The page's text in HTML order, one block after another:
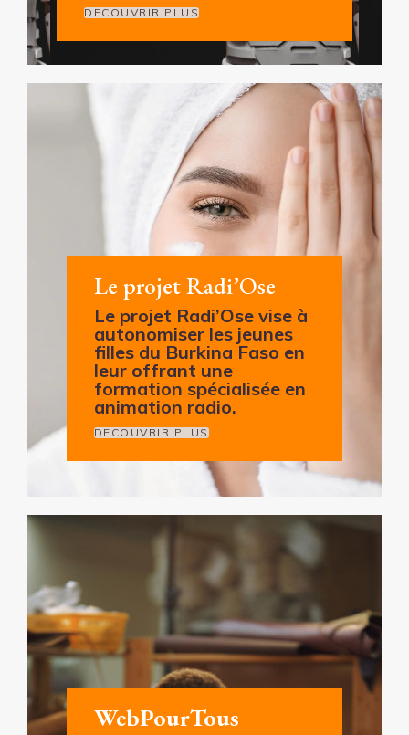
DECOUVRIR PLUS
Le projet Radi’Ose
Le projet Radi’Ose vise à
autonomiser les jeunes
filles du Burkina Faso en
leur offrant une
formation spécialisée en
animation radio.
DECOUVRIR PLUS
WebPourTous